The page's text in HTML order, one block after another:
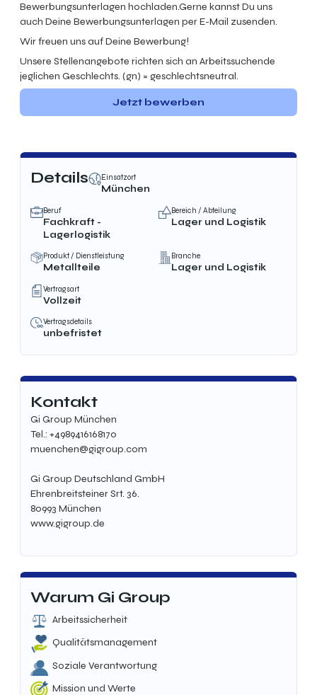
Bewerbungsunterlagen hochladen.Gerne kannst Du uns
auch Deine Bewerbungsunterlagen per E-Mail zusenden.
Wir freuen uns auf Deine Bewerbung!
Unsere Stellenangebote richten sich an Arbeitssuchende
jeglichen Geschlechts. (gn) = geschlechtsneutral.
Jetzt bewerben
Details Einsatzort
München
Beruf
Fachkraft -
Lagerlogistik
Bereich / Abteilung
Lager und Logistik
Produkt / Dienstleistung
Metallteile
Branche
Lager und Logistik
Vertragsart
Vollzeit
Vertragsdetails
unbefristet
Kontakt
Gi Group München
Tel.: +4989416168170
muenchen@gigroup.com
Gi Group Deutschland GmbH
Ehrenbreitsteiner Srt. 36.
80993 München
www.gigroup.de
Warum Gi Group
Arbeitssicherheit
Qualitätsmanagement
Soziale Verantwortung
Mission und Werte